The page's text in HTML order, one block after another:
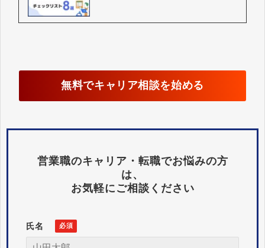
無料でキャリア相談を始める
営業職のキャリア・転職でお悩みの方
は、
お気軽にご相談ください
氏名